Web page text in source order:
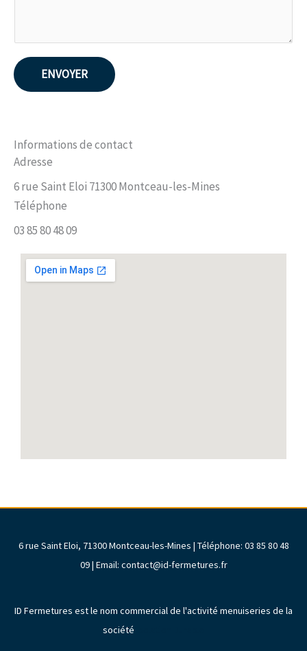
ENVOYER
Informations de contact
Adresse
6 rue Saint Eloi 71300 Montceau-les-Mines
Téléphone
03 85 80 48 09
6 rue Saint Eloi, 71300 Montceau-les-Mines | Téléphone: 03 85 80 48
09 | Email: contact@id-fermetures.fr
ID Fermetures est le nom commercial de l'activité menuiseries de la
société